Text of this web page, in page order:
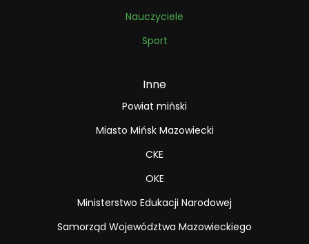
Nauczyciele
Sport
Inne
Powiat miński
Miasto Mińsk Mazowiecki
CKE
OKE
Ministerstwo Edukacji Narodowej
Samorząd Województwa Mazowieckiego